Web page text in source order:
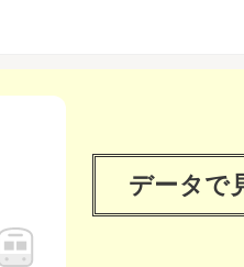
データで